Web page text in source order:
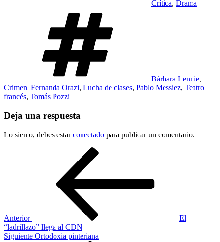
Crítica, Drama
Bárbara Lennie,
Crimen, Fernanda Orazi, Lucha de clases, Pablo Messiez, Teatro
francés, Tomás Pozzi
Deja una respuesta
Lo siento, debes estarconectado para publicar un comentario.
Anterior
El
“ladrillazo” llega al CDN
Siguiente
Siguiente Ortodoxia pinteriana